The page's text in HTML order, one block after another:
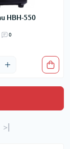
HBH-550
0
>|